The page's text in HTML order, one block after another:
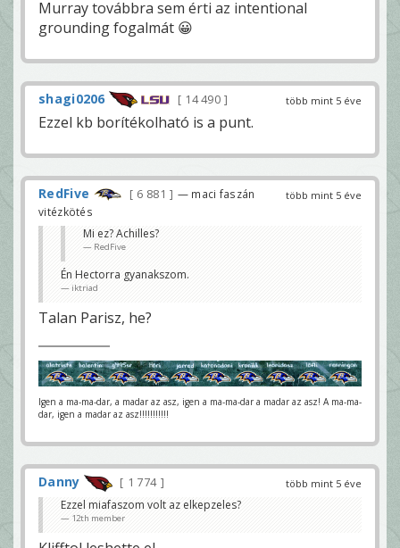
Murray továbbra sem érti az intentional
grounding fogalmát 😀
több mint 5 éve
shagi0206 14 490
Ezzel kb borítékolható is a punt.
több mint 5 éve
RedFive 6 881
— maci faszán
vitézkötés
Mi ez? Achilles?
RedFive
Én Hectorra gyanakszom.
iktriad
Talan Parisz, he?
Igen a ma-ma-dar, a madar az asz, igen a ma-ma-dar a madar az asz! A ma-ma-
dar, igen a madar az asz!!!!!!!!!!!
több mint 5 éve
Danny
1 774
Ezzel miafaszom volt az elkepzeles?
12th member